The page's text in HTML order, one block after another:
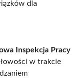
dla
Inspekcja Pracy
w trakcie